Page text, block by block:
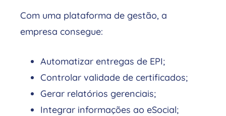
Com uma plataforma de gestão, a
empresa consegue:
Automatizar entregas de EPI;
Controlar validade de certificados;
Gerar relatórios gerenciais;
Integrar informações ao eSocial;